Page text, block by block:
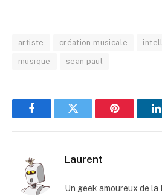
artiste création musicale
musique sean paul
FacebookTwitter Pinterest
Laurent
Un geek amoureux de